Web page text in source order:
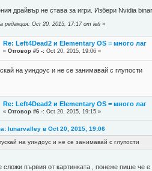
драйвър не става за игри. Избери Nvidia
редакция: Oct 20, 2015, 17:17 от ieti »
Re: Left4Dead2 и Elementary OS = много лаг
«Отговор #5 -: Oct 20, 2015, 19:06 »
на уиндоус и не се занимавай с глупости
Re: Left4Dead2 и Elementary OS = много лаг
«Отговор #6 -: Oct 20, 2015, 19:15 »
lunarvalley в Oct 20, 2015, 19:06
на уиндоус и не се занимавай с глупости
сложи първия от картинката , понеже пише